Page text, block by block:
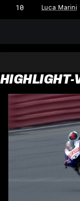
10 Luca Marini
HIGHLIGHT-